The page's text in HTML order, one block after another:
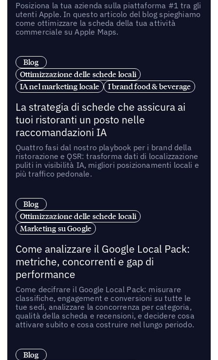
Posiziona la tua azienda sulla piattaforma #1 tra gli
utenti Apple. In questo articolo del blog spieghiamo
come ottimizzare la scheda della tua attività
commerciale su Apple Maps.
Blog
Ottimizzazione delle schede locali
IA nel marketing locale
I brand food & beverage
La strategia di schede che assicura ai
tuoi ristoranti un posto nelle
raccomandazioni IA
Quattro fasi dal nostro playbook per i brand della
ristorazione e QSR: trasforma dati di localizzazione
puliti in visibilità IA, migliori posizionamenti locali e
più traffico pedonale.
Blog
Ottimizzazione delle schede locali
Marketing su Google
Come analizzare il Google Local Pack:
metriche, concorrenti e gap di
performance
Come decifrare il Google Local Pack: misurare
classifiche, engagement e conversioni su tutte le
tue sedi, analizzare la concorrenza per categoria,
qualità della scheda e recensioni, e decidere cosa
attivare subito e cosa costruire nel lungo periodo.
Blog